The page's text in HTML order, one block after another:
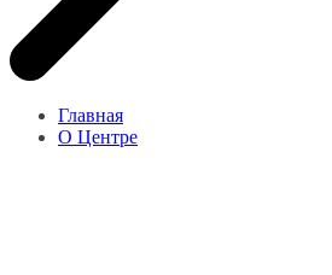
Главная
О Центре